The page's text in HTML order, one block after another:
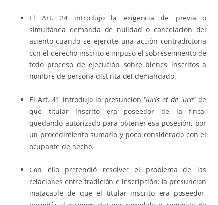
El Art. 24 introdujo la exigencia de previa o
simultánea demanda de nulidad o cancelación del
asiento cuando se ejercite una acción contradictoria
con el derecho inscrito e impuso el sobreseimiento de
todo proceso de ejecución sobre bienes inscritos a
nombre de persona distinta del demandado.
El Art. 41 introdujo la presunción “iuris et de iure” de
que titular inscrito era poseedor de la finca,
quedando autorizado para obtener esa posesión, por
un procedimiento sumario y poco considerado con el
ocupante de hecho.
Con ello pretendió resolver el problema de las
relaciones entre tradición e inscripción: la presunción
inatacable de que el titular inscrito era poseedor,